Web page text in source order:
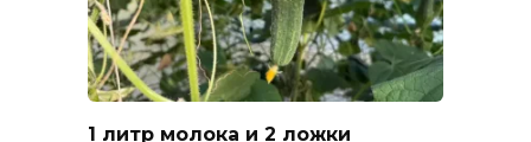
1 литр молока и 2 ложки